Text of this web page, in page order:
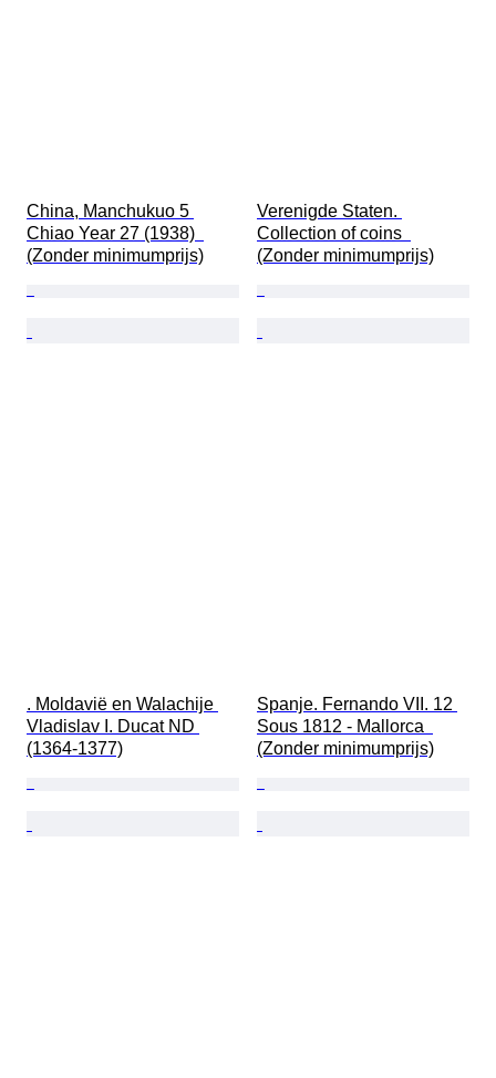
China, Manchukuo 5
Chiao Year 27 (1938)
(Zonder minimumprijs)
Verenigde Staten.
Collection of coins
(Zonder minimumprijs)
. Moldavië en Walachije
Vladislav I. Ducat ND
(1364-1377)
Spanje. Fernando VII. 12
Sous 1812 - Mallorca
(Zonder minimumprijs)